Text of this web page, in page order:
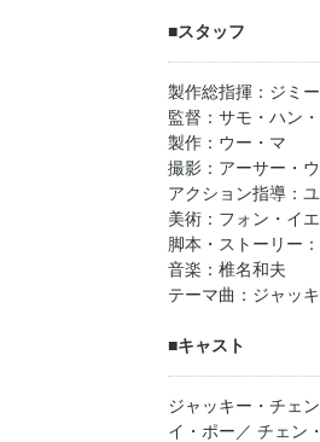
■スタッフ
製作総指揮：ジミ
監督：サモ・ハン
製作：ウー・マ
撮影：アーサー・
アクション指導：
美術：フォン・イ
脚本・ストーリー
音楽：椎名和夫
テーマ曲：ジャッ
■キャスト
ジャッキー・チェ
イ・ポー／ チェン